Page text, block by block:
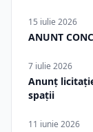
15 iulie 2026
ANUNT
7 iulie 2026
Anunț
spații
11 iunie 2026